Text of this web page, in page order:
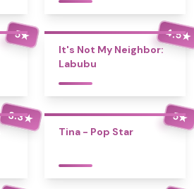
5★ 4.5★
It's Not My Neighbor:
Labubu
3.3★ 5★
Tina - Pop Star